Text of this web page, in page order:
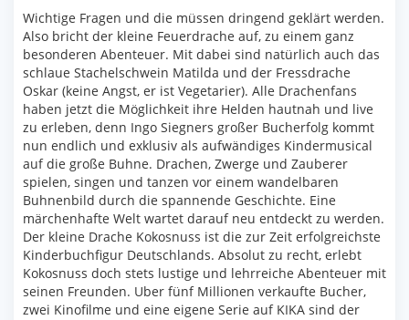
Wichtige Fragen und die müssen dringend geklärt werden.
Also bricht der kleine Feuerdrache auf, zu einem ganz
besonderen Abenteuer. Mit dabei sind natürlich auch das
schlaue Stachelschwein Matilda und der Fressdrache
Oskar (keine Angst, er ist Vegetarier). Alle Drachenfans
haben jetzt die Möglichkeit ihre Helden hautnah und live
zu erleben, denn Ingo Siegners großer Bucherfolg kommt
nun endlich und exklusiv als aufwändiges Kindermusical
auf die große Buhne. Drachen, Zwerge und Zauberer
spielen, singen und tanzen vor einem wandelbaren
Buhnenbild durch die spannende Geschichte. Eine
märchenhafte Welt wartet darauf neu entdeckt zu werden.
Der kleine Drache Kokosnuss ist die zur Zeit erfolgreichste
Kinderbuchfigur Deutschlands. Absolut zu recht, erlebt
Kokosnuss doch stets lustige und lehrreiche Abenteuer mit
seinen Freunden. Uber fünf Millionen verkaufte Bucher,
zwei Kinofilme und eine eigene Serie auf KIKA sind der